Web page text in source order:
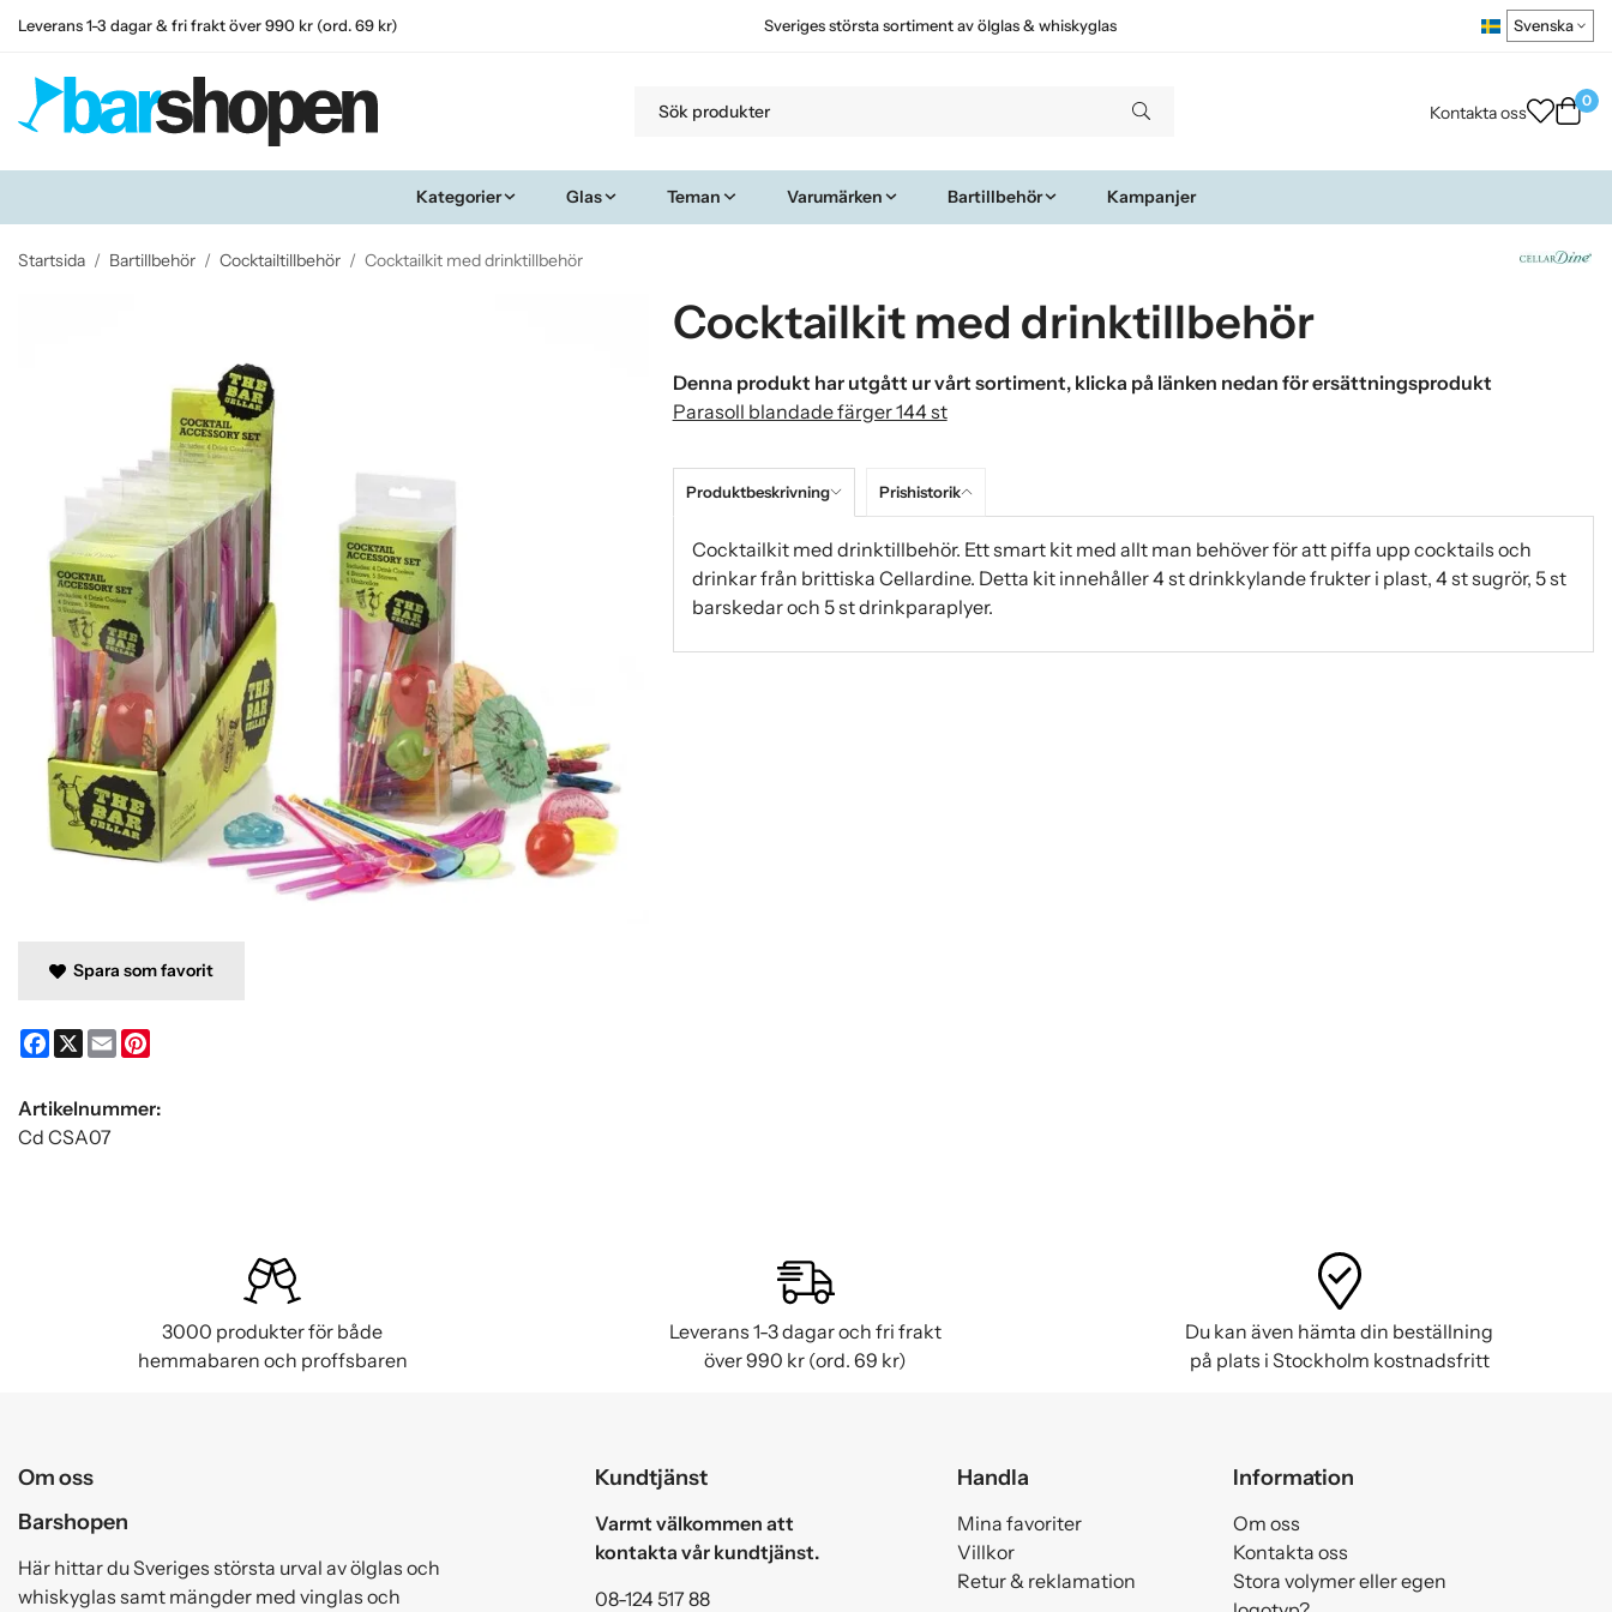
Leverans 1-3 dagar & fri frakt över 990 kr (ord. 69 kr) Sveriges största sortiment av ölglas & whiskyglas
Kontakta oss
0
Kategorier Glas Teman Varumärken Bartillbehör Kampanjer
Startsida / Bartillbehör / Cocktailtillbehör / Cocktailkit med drinktillbehör
Cocktailkit med drinktillbehör
Denna produkt har utgått ur vårt sortiment, klicka på länken nedan för ersättningsprodukt
Parasoll blandade färger 144 st
Produktbeskrivning Prishistorik
Cocktailkit med drinktillbehör. Ett smart kit med allt man behöver för att piffa upp cocktails och
drinkar från brittiska Cellardine. Detta kit innehåller 4 st drinkkylande frukter i plast, 4 st sugrör, 5 st
barskedar och 5 st drinkparaplyer.
Spara som favorit
Facebook
X Email
Artikelnummer:
Cd CSA07
3000 produkter för både
hemmabaren och proffsbaren
Leverans 1-3 dagar och fri frakt
över 990 kr (ord. 69 kr)
Du kan även hämta din beställning
på plats i Stockholm kostnadsfritt
Om oss
Barshopen
Här hittar du Sveriges största urval av ölglas och
whiskyglas samt mängder med vinglas och
Kundtjänst
Varmt välkommen att
kontakta vår kundtjänst.
08-124 517 88
Handla
Mina favoriter
Villkor
Retur & reklamation
Information
Om oss
Kontakta oss
Stora volymer eller egen